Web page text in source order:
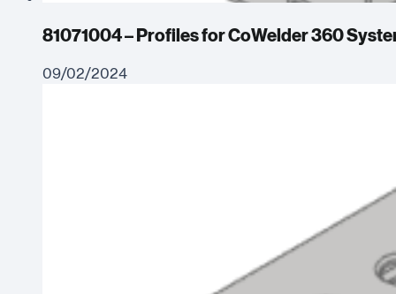
81071004 – Profiles for CoWelder 360
09/02/2024